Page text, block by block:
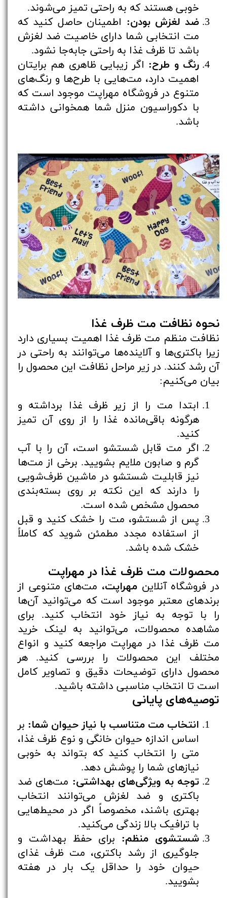
خوبی هستند که به راحتی تمیز می‌شوند.
ضد لغزش بودن: اطمینان حاصل کنید که
مت انتخابی شما دارای خاصیت ضد لغزش
باشد تا ظرف غذا به راحتی جابه‌جا نشود.
رنگ و طرح: اگر زیبایی ظاهری هم برایتان
اهمیت دارد، مت‌هایی با طرح‌ها و رنگ‌های
متنوع در فروشگاه مهراپت موجود است که
با دکوراسیون منزل شما همخوانی داشته
باشد.
نحوه نظافت مت ظرف غذا
نظافت منظم مت ظرف غذا اهمیت بسیاری دارد
زیرا باکتری‌ها و آلاینده‌ها می‌توانند به راحتی در
آن رشد کنند. در زیر مراحل نظافت این محصول را
بیان می‌کنیم:
ابتدا مت را از زیر ظرف غذا برداشته و
هرگونه باقی‌مانده غذا را از روی آن تمیز
کنید.
اگر مت قابل شستشو است، آن را با آب
گرم و صابون ملایم بشویید. برخی از مت‌ها
نیز قابلیت شستشو در ماشین ظرف‌شویی
را دارند که این نکته بر روی بسته‌بندی
محصول مشخص شده است.
پس از شستشو، مت را خشک کنید و قبل
از استفاده مجدد مطمئن شوید که کاملاً
خشک شده باشد.
محصولات مت ظرف غذا در مهراپت
در فروشگاه آنلاین مهراپت، مت‌های متنوعی از
برندهای معتبر موجود است که می‌توانید آن‌ها
را با توجه به نیاز خود انتخاب کنید. برای
مشاهده محصولات، می‌توانید به لینک خرید
مت ظرف غذا در مهراپت مراجعه کنید و انواع
مختلف این محصولات را بررسی کنید. هر
محصول دارای توضیحات دقیق و تصاویر کامل
است تا انتخاب مناسبی داشته باشید.
توصیه‌های پایانی
انتخاب مت متناسب با نیاز حیوان شما: بر
اساس اندازه حیوان خانگی و نوع ظرف غذا،
متی را انتخاب کنید که بتواند به خوبی
نیازهای شما را پوشش دهد.
توجه به ویژگی‌های بهداشتی: مت‌های ضد
باکتری و ضد لغزش می‌توانند انتخاب
بهتری باشند، مخصوصاً اگر در محیط‌هایی
با ترافیک بالا زندگی می‌کنید.
شستشوی منظم: برای حفظ بهداشت و
جلوگیری از رشد باکتری، مت ظرف غذای
حیوان خود را حداقل یک بار در هفته
بشویید.